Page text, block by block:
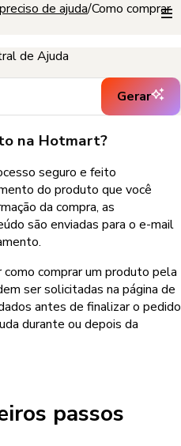
de ajuda Como comprar
de Ajuda
Gerar
na Hotmart?
seguro e feito
do produto que você
da compra, as
são enviadas para o e-mail
comprar um produto pela
ser solicitadas na página de
antes de finalizar o pedido
durante ou depois da
passos